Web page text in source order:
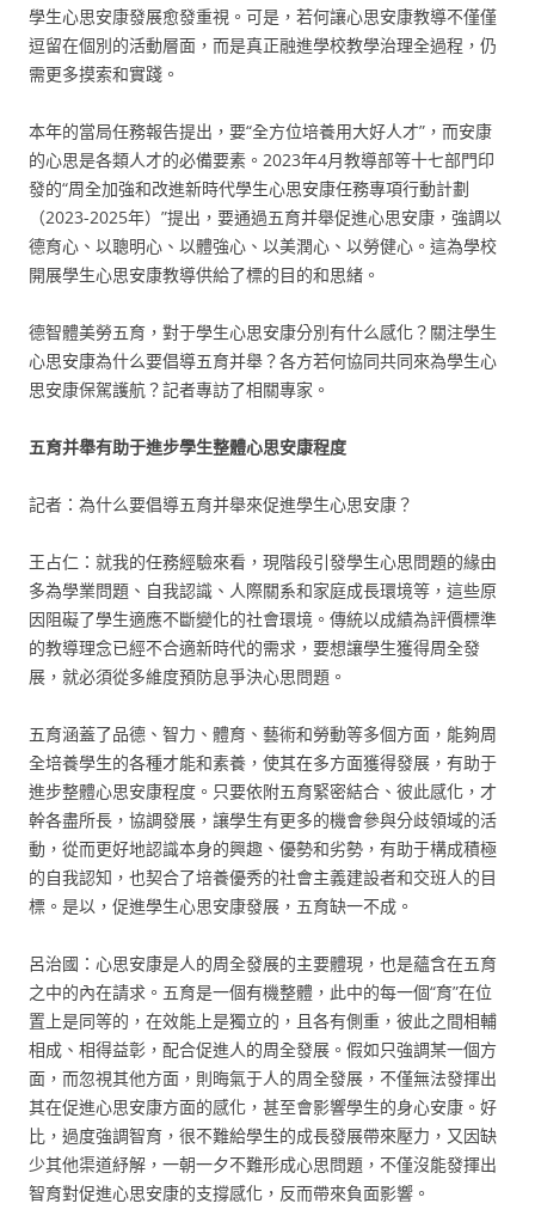
學生心思安康發展愈發重視。可是，若何讓心思安康教導不僅僅
逗留在個別的活動層面，而是真正融進學校教學治理全過程，仍
需更多摸索和實踐。
本年的當局任務報告提出，要“全方位培養用大好人才”，而安康
的心思是各類人才的必備要素。2023年4月教導部等十七部門印
發的“周全加強和改進新時代學生心思安康任務專項行動計劃
（2023-2025年）”提出，要通過五育并舉促進心思安康，強調以
德育心、以聰明心、以體強心、以美潤心、以勞健心。這為學校
開展學生心思安康教導供給了標的目的和思緒。
德智體美勞五育，對于學生心思安康分別有什么感化？關注學生
心思安康為什么要倡導五育并舉？各方若何協同共同來為學生心
思安康保駕護航？記者專訪了相關專家。
五育并舉有助于進步學生整體心思安康程度
記者：為什么要倡導五育并舉來促進學生心思安康？
王占仁：就我的任務經驗來看，現階段引發學生心思問題的緣由
多為學業問題、自我認識、人際關系和家庭成長環境等，這些原
因阻礙了學生適應不斷變化的社會環境。傳統以成績為評價標準
的教導理念已經不合適新時代的需求，要想讓學生獲得周全發
展，就必須從多維度預防息爭決心思問題。
五育涵蓋了品德、智力、體育、藝術和勞動等多個方面，能夠周
全培養學生的各種才能和素養，使其在多方面獲得發展，有助于
進步整體心思安康程度。只要依附五育緊密結合、彼此感化，才
幹各盡所長，協調發展，讓學生有更多的機會參與分歧領域的活
動，從而更好地認識本身的興趣、優勢和劣勢，有助于構成積極
的自我認知，也契合了培養優秀的社會主義建設者和交班人的目
標。是以，促進學生心思安康發展，五育缺一不成。
呂治國：心思安康是人的周全發展的主要體現，也是蘊含在五育
之中的內在請求。五育是一個有機整體，此中的每一個“育”在位
置上是同等的，在效能上是獨立的，且各有側重，彼此之間相輔
相成、相得益彰，配合促進人的周全發展。假如只強調某一個方
面，而忽視其他方面，則晦氣于人的周全發展，不僅無法發揮出
其在促進心思安康方面的感化，甚至會影響學生的身心安康。好
比，過度強調智育，很不難給學生的成長發展帶來壓力，又因缺
少其他渠道紓解，一朝一夕不難形成心思問題，不僅沒能發揮出
智育對促進心思安康的支撐感化，反而帶來負面影響。